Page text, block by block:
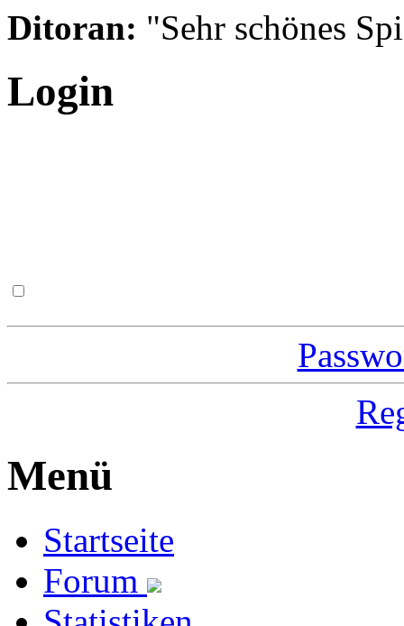
Ditoran: "Sehr schönes
Login
Menü
Startseite
Forum